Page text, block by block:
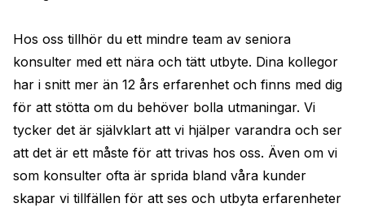
Hos oss tillhör du ett mindre team av seniora
konsulter med ett nära och tätt utbyte. Dina kollegor
har i snitt mer än 12 års erfarenhet och finns med dig
för att stötta om du behöver bolla utmaningar. Vi
tycker det är självklart att vi hjälper varandra och ser
att det är ett måste för att trivas hos oss. Även om vi
som konsulter ofta är sprida bland våra kunder
skapar vi tillfällen för att ses och utbyta erfarenheter